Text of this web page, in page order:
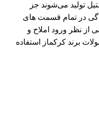
تولید می‌شوند جز
در تمام قسمت های
از نظر ورود املاح و
برند کرکماز استفاده